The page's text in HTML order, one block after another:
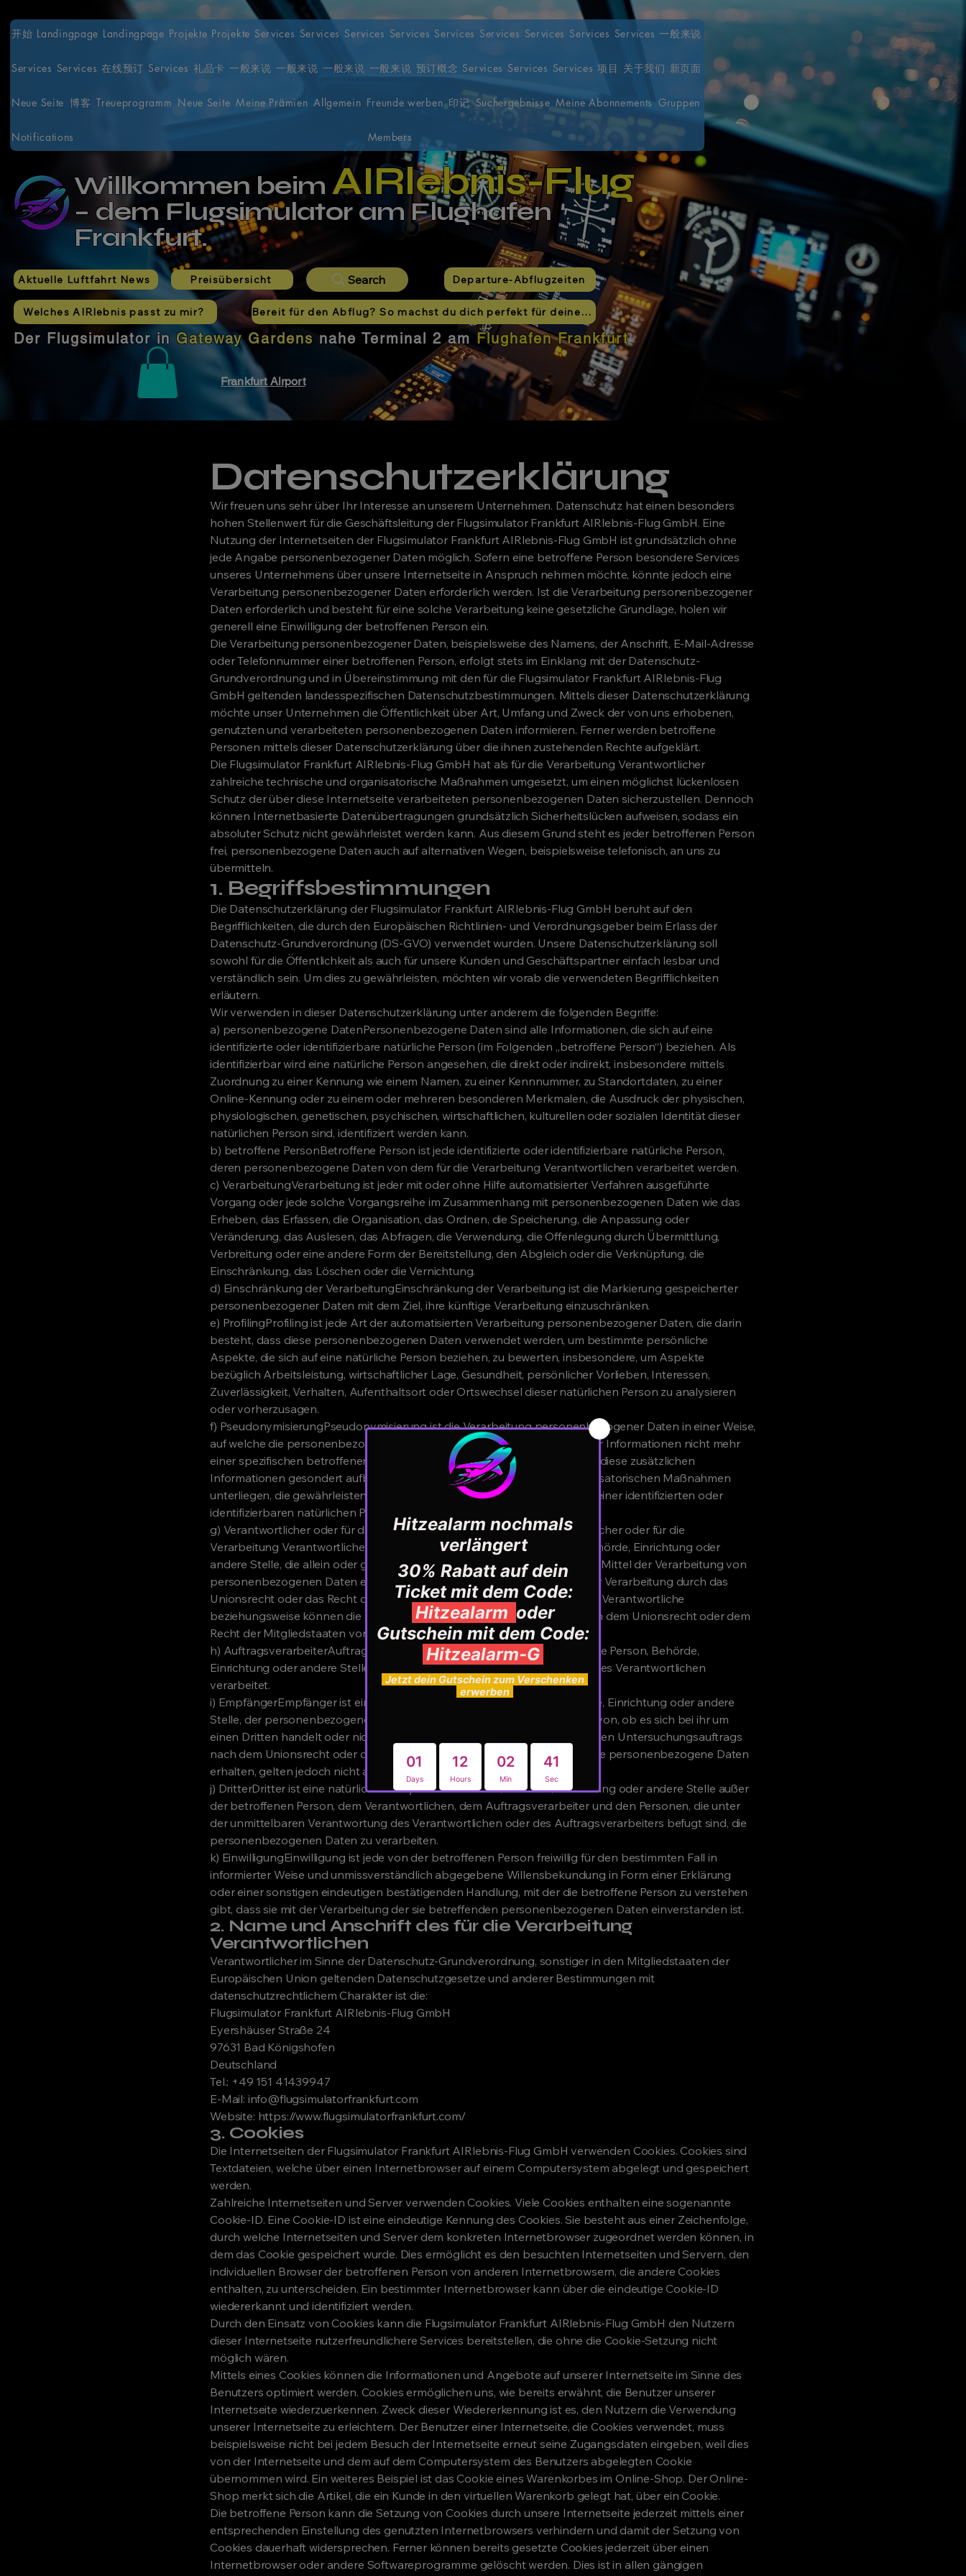
开始 Landingpage Landingpage Projekte Projekte Services Services Services Services Services Services Services Services Services 一般来说
Services Services 在线预订 Services 礼品卡 一般来说 一般来说 一般来说 一般来说 预订概念 Services Services Services 项目 关于我们 新页面
Neue Seite 博客 Treueprogramm Neue Seite Meine Prämien Allgemein Freunde werben 印记 Suchergebnisse Meine Abonnements Gruppen
Notifications Members
Willkommen beim AIRlebnis-Flug
– dem Flugsimulator am Flughafen
Frankfurt.
Aktuelle Luftfahrt News Preisübersicht Search Departure-Abflugzeiten
Welches AIRlebnis passt zu mir? Bereit für den Abflug? So machst du dich perfekt für deinen Simulatorflug bereit
Der Flugsimulator in Gateway Gardens nahe Terminal 2 am Flughafen Frankfurt
Frankfurt Airport
Datenschutzerklärung
Wir freuen uns sehr über Ihr Interesse an unserem Unternehmen. Datenschutz hat einen besonders
hohen Stellenwert für die Geschäftsleitung der Flugsimulator Frankfurt AIRlebnis-Flug GmbH. Eine
Nutzung der Internetseiten der Flugsimulator Frankfurt AIRlebnis-Flug GmbH ist grundsätzlich ohne
jede Angabe personenbezogener Daten möglich. Sofern eine betroffene Person besondere Services
unseres Unternehmens über unsere Internetseite in Anspruch nehmen möchte, könnte jedoch eine
Verarbeitung personenbezogener Daten erforderlich werden. Ist die Verarbeitung personenbezogener
Daten erforderlich und besteht für eine solche Verarbeitung keine gesetzliche Grundlage, holen wir
generell eine Einwilligung der betroffenen Person ein.
Die Verarbeitung personenbezogener Daten, beispielsweise des Namens, der Anschrift, E-Mail-Adresse
oder Telefonnummer einer betroffenen Person, erfolgt stets im Einklang mit der Datenschutz-
Grundverordnung und in Übereinstimmung mit den für die Flugsimulator Frankfurt AIRlebnis-Flug
GmbH geltenden landesspezifischen Datenschutzbestimmungen. Mittels dieser Datenschutzerklärung
möchte unser Unternehmen die Öffentlichkeit über Art, Umfang und Zweck der von uns erhobenen,
genutzten und verarbeiteten personenbezogenen Daten informieren. Ferner werden betroffene
Personen mittels dieser Datenschutzerklärung über die ihnen zustehenden Rechte aufgeklärt.
Die Flugsimulator Frankfurt AIRlebnis-Flug GmbH hat als für die Verarbeitung Verantwortlicher
zahlreiche technische und organisatorische Maßnahmen umgesetzt, um einen möglichst lückenlosen
Schutz der über diese Internetseite verarbeiteten personenbezogenen Daten sicherzustellen. Dennoch
können Internetbasierte Datenübertragungen grundsätzlich Sicherheitslücken aufweisen, sodass ein
absoluter Schutz nicht gewährleistet werden kann. Aus diesem Grund steht es jeder betroffenen Person
frei, personenbezogene Daten auch auf alternativen Wegen, beispielsweise telefonisch, an uns zu
übermitteln.
1. Begriffsbestimmungen
Die Datenschutzerklärung der Flugsimulator Frankfurt AIRlebnis-Flug GmbH beruht auf den
Begrifflichkeiten, die durch den Europäischen Richtlinien- und Verordnungsgeber beim Erlass der
Datenschutz-Grundverordnung (DS-GVO) verwendet wurden. Unsere Datenschutzerklärung soll
sowohl für die Öffentlichkeit als auch für unsere Kunden und Geschäftspartner einfach lesbar und
verständlich sein. Um dies zu gewährleisten, möchten wir vorab die verwendeten Begrifflichkeiten
erläutern.
Wir verwenden in dieser Datenschutzerklärung unter anderem die folgenden Begriffe:
a) personenbezogene DatenPersonenbezogene Daten sind alle Informationen, die sich auf eine
identifizierte oder identifizierbare natürliche Person (im Folgenden „betroffene Person“) beziehen. Als
identifizierbar wird eine natürliche Person angesehen, die direkt oder indirekt, insbesondere mittels
Zuordnung zu einer Kennung wie einem Namen, zu einer Kennnummer, zu Standortdaten, zu einer
Online-Kennung oder zu einem oder mehreren besonderen Merkmalen, die Ausdruck der physischen,
physiologischen, genetischen, psychischen, wirtschaftlichen, kulturellen oder sozialen Identität dieser
natürlichen Person sind, identifiziert werden kann.
b) betroffene PersonBetroffene Person ist jede identifizierte oder identifizierbare natürliche Person,
deren personenbezogene Daten von dem für die Verarbeitung Verantwortlichen verarbeitet werden.
c) VerarbeitungVerarbeitung ist jeder mit oder ohne Hilfe automatisierter Verfahren ausgeführte
Vorgang oder jede solche Vorgangsreihe im Zusammenhang mit personenbezogenen Daten wie das
Erheben, das Erfassen, die Organisation, das Ordnen, die Speicherung, die Anpassung oder
Veränderung, das Auslesen, das Abfragen, die Verwendung, die Offenlegung durch Übermittlung,
Verbreitung oder eine andere Form der Bereitstellung, den Abgleich oder die Verknüpfung, die
Einschränkung, das Löschen oder die Vernichtung.
d) Einschränkung der VerarbeitungEinschränkung der Verarbeitung ist die Markierung gespeicherter
personenbezogener Daten mit dem Ziel, ihre künftige Verarbeitung einzuschränken.
e) ProfilingProfiling ist jede Art der automatisierten Verarbeitung personenbezogener Daten, die darin
besteht, dass diese personenbezogenen Daten verwendet werden, um bestimmte persönliche
Aspekte, die sich auf eine natürliche Person beziehen, zu bewerten, insbesondere, um Aspekte
bezüglich Arbeitsleistung, wirtschaftlicher Lage, Gesundheit, persönlicher Vorlieben, Interessen,
Zuverlässigkeit, Verhalten, Aufenthaltsort oder Ortswechsel dieser natürlichen Person zu analysieren
oder vorherzusagen.
f) PseudonymisierungPseudonymisierung ist die Verarbeitung personenbezogener Daten in einer Weise,
auf welche die personenbezogenen Daten ohne Hinzuziehung zusätzlicher Informationen nicht mehr
einer spezifischen betroffenen Person zugeordnet werden können, sofern diese zusätzlichen
Informationen gesondert aufbewahrt werden und technischen und organisatorischen Maßnahmen
unterliegen, die gewährleisten, dass die personenbezogenen Daten nicht einer identifizierten oder
identifizierbaren natürlichen Person zugewiesen werden.
g) Verantwortlicher oder für die Verarbeitung VerantwortlicherVerantwortlicher oder für die
Verarbeitung Verantwortlicher ist die natürliche oder juristische Person, Behörde, Einrichtung oder
andere Stelle, die allein oder gemeinsam mit anderen über die Zwecke und Mittel der Verarbeitung von
personenbezogenen Daten entscheidet. Sind die Zwecke und Mittel dieser Verarbeitung durch das
Unionsrecht oder das Recht der Mitgliedstaaten vorgegeben, so kann der Verantwortliche
beziehungsweise können die bestimmten Kriterien seiner Benennung nach dem Unionsrecht oder dem
Recht der Mitgliedstaaten vorgesehen werden.
h) AuftragsverarbeiterAuftragsverarbeiter ist eine natürliche oder juristische Person, Behörde,
Einrichtung oder andere Stelle, die personenbezogene Daten im Auftrag des Verantwortlichen
verarbeitet.
i) EmpfängerEmpfänger ist eine natürliche oder juristische Person, Behörde, Einrichtung oder andere
Stelle, der personenbezogene Daten offengelegt werden, unabhängig davon, ob es sich bei ihr um
einen Dritten handelt oder nicht. Behörden, die im Rahmen eines bestimmten Untersuchungsauftrags
nach dem Unionsrecht oder dem Recht der Mitgliedstaaten möglicherweise personenbezogene Daten
erhalten, gelten jedoch nicht als Empfänger.
j) DritterDritter ist eine natürliche oder juristische Person, Behörde, Einrichtung oder andere Stelle außer
der betroffenen Person, dem Verantwortlichen, dem Auftragsverarbeiter und den Personen, die unter
der unmittelbaren Verantwortung des Verantwortlichen oder des Auftragsverarbeiters befugt sind, die
personenbezogenen Daten zu verarbeiten.
k) EinwilligungEinwilligung ist jede von der betroffenen Person freiwillig für den bestimmten Fall in
informierter Weise und unmissverständlich abgegebene Willensbekundung in Form einer Erklärung
oder einer sonstigen eindeutigen bestätigenden Handlung, mit der die betroffene Person zu verstehen
gibt, dass sie mit der Verarbeitung der sie betreffenden personenbezogenen Daten einverstanden ist.
2. Name und Anschrift des für die Verarbeitung
Verantwortlichen
Verantwortlicher im Sinne der Datenschutz-Grundverordnung, sonstiger in den Mitgliedstaaten der
Europäischen Union geltenden Datenschutzgesetze und anderer Bestimmungen mit
datenschutzrechtlichem Charakter ist die:
Flugsimulator Frankfurt AIRlebnis-Flug GmbH
Eyershäuser Straße 24
97631 Bad Königshofen
Deutschland
Tel.: +49 151 41439947
E-Mail: info@flugsimulatorfrankfurt.com
Website: https://www.flugsimulatorfrankfurt.com/
3. Cookies
Die Internetseiten der Flugsimulator Frankfurt AIRlebnis-Flug GmbH verwenden Cookies. Cookies sind
Textdateien, welche über einen Internetbrowser auf einem Computersystem abgelegt und gespeichert
werden.
Zahlreiche Internetseiten und Server verwenden Cookies. Viele Cookies enthalten eine sogenannte
Cookie-ID. Eine Cookie-ID ist eine eindeutige Kennung des Cookies. Sie besteht aus einer Zeichenfolge,
durch welche Internetseiten und Server dem konkreten Internetbrowser zugeordnet werden können, in
dem das Cookie gespeichert wurde. Dies ermöglicht es den besuchten Internetseiten und Servern, den
individuellen Browser der betroffenen Person von anderen Internetbrowsern, die andere Cookies
enthalten, zu unterscheiden. Ein bestimmter Internetbrowser kann über die eindeutige Cookie-ID
wiedererkannt und identifiziert werden.
Durch den Einsatz von Cookies kann die Flugsimulator Frankfurt AIRlebnis-Flug GmbH den Nutzern
dieser Internetseite nutzerfreundlichere Services bereitstellen, die ohne die Cookie-Setzung nicht
möglich wären.
Mittels eines Cookies können die Informationen und Angebote auf unserer Internetseite im Sinne des
Benutzers optimiert werden. Cookies ermöglichen uns, wie bereits erwähnt, die Benutzer unserer
Internetseite wiederzuerkennen. Zweck dieser Wiedererkennung ist es, den Nutzern die Verwendung
unserer Internetseite zu erleichtern. Der Benutzer einer Internetseite, die Cookies verwendet, muss
beispielsweise nicht bei jedem Besuch der Internetseite erneut seine Zugangsdaten eingeben, weil dies
von der Internetseite und dem auf dem Computersystem des Benutzers abgelegten Cookie
übernommen wird. Ein weiteres Beispiel ist das Cookie eines Warenkorbes im Online-Shop. Der Online-
Shop merkt sich die Artikel, die ein Kunde in den virtuellen Warenkorb gelegt hat, über ein Cookie.
Die betroffene Person kann die Setzung von Cookies durch unsere Internetseite jederzeit mittels einer
entsprechenden Einstellung des genutzten Internetbrowsers verhindern und damit der Setzung von
Cookies dauerhaft widersprechen. Ferner können bereits gesetzte Cookies jederzeit über einen
Internetbrowser oder andere Softwareprogramme gelöscht werden. Dies ist in allen gängigen